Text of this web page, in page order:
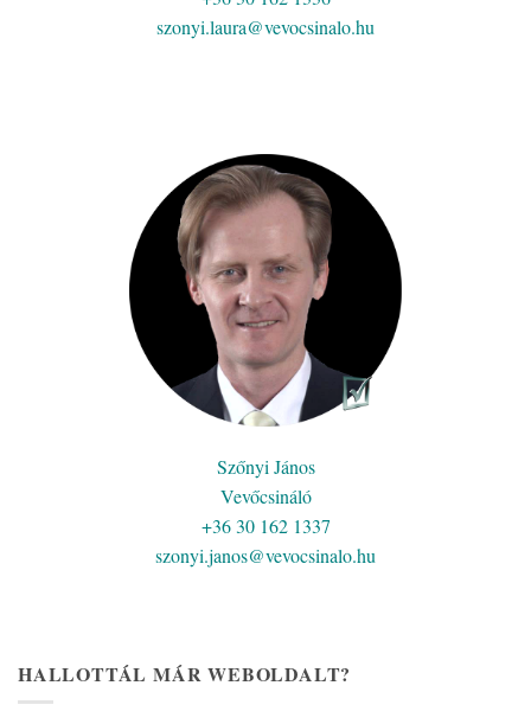
szonyi.laura@vevocsinalo.hu
Szőnyi János
Vevőcsináló
+36 30 162 1337
szonyi.janos@vevocsinalo.hu
HALLOTTÁL MÁR WEBOLDALT?